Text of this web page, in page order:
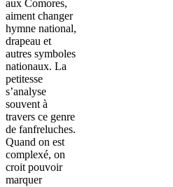
aux Comores,
aiment changer
hymne national,
drapeau et
autres symboles
nationaux. La
petitesse
s’analyse
souvent à
travers ce genre
de fanfreluches.
Quand on est
complexé, on
croit pouvoir
marquer